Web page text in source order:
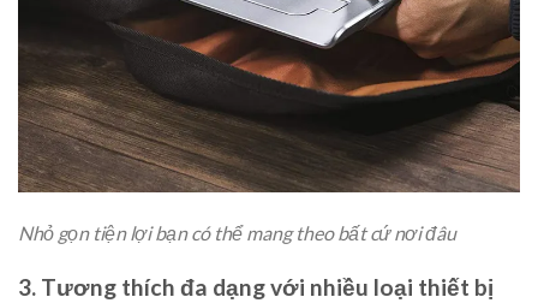
Nhỏ gọn tiện lợi bạn có thể mang theo bất cứ nơi đâu
3. Tương thích đa dạng với nhiều loại thiết bị